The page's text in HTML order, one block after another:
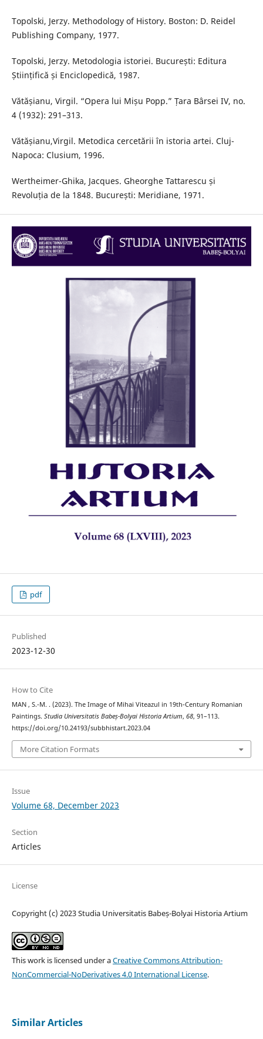
Topolski, Jerzy. Methodology of History. Boston: D. Reidel
Publishing Company, 1977.
Topolski, Jerzy. Metodologia istoriei. București: Editura
Științifică și Enciclopedică, 1987.
Vătășianu, Virgil. “Opera lui Mișu Popp.” Țara Bârsei IV, no.
4 (1932): 291–313.
Vătășianu,Virgil. Metodica cercetării în istoria artei. Cluj-
Napoca: Clusium, 1996.
Wertheimer-Ghika, Jacques. Gheorghe Tattarescu și
Revoluția de la 1848. București: Meridiane, 1971.
pdf
Published
2023-12-30
How to Cite
MAN , S.-M. . (2023). The Image of Mihai Viteazul in 19th-Century Romanian
Paintings. Studia Universitatis Babeș-Bolyai Historia Artium, 68, 91–113.
https://doi.org/10.24193/subbhistart.2023.04
More Citation Formats
Issue
Volume 68, December 2023
Section
Articles
License
Copyright (c) 2023 Studia Universitatis Babeș-Bolyai Historia Artium
This work is licensed under aCreative Commons Attribution-
NonCommercial-NoDerivatives 4.0 International License.
Similar Articles